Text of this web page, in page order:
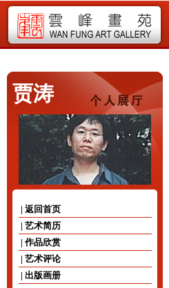
贾涛
| 返回首页
| 艺术简历
| 作品欣赏
| 艺术评论
| 出版画册